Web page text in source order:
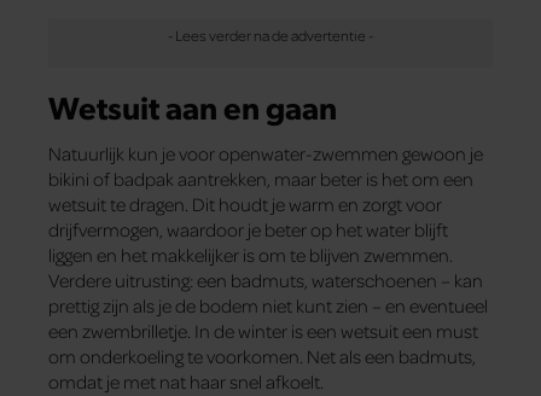
Wetsuit aan en gaan
Natuurlijk kun je voor openwater-z­wemmen gewoon je
bikini of badpak aantrekken, maar beter is het om een
wetsuit te dragen. Dit houdt je warm en zorgt voor
drijfvermogen, waardoor je beter op het water blijft
liggen en het makkelijker is om te blijven zwemmen.
Verdere uitrusting: een badmuts, waterschoenen – kan
prettig zijn als je de bodem niet kunt zien – en eventueel
een zwembrilletje. In de winter is een wetsuit een must
om onderkoeling te voorkomen. Net als een badmuts,
omdat je met nat haar snel afkoelt.